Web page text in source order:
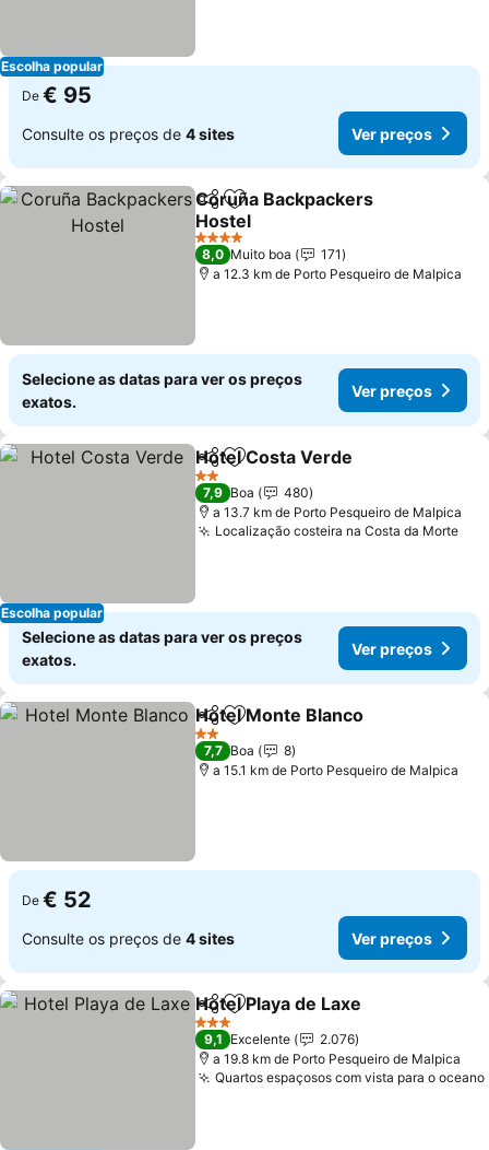
Escolha popular
De € 95
Consulte os preços de 4 sites Ver preços
PartilharAdicionar aos favoritos
Coruña Backpackers
Hostel
Ver preços
4 Estrelas
8,0 Muito boa
171
a 12.3 km de Porto Pesqueiro de Malpica
Selecione as datas para ver os preços
exatos.
Ver preços
Escolha popular
PartilharAdicionar aos favoritos
Hotel Costa Verde
2 Estrelas
7,9 Boa
480
a 13.7 km de Porto Pesqueiro de Malpica
Localização costeira na Costa da Morte
Selecione as datas para ver os preços
exatos.
Ver preços
PartilharAdicionar aos favoritos
Hotel Monte Blanco
2 Estrelas
7,7 Boa
8
a 15.1 km de Porto Pesqueiro de Malpica
De € 52
Consulte os preços de 4 sites Ver preços
PartilharAdicionar aos favoritos
Hotel Playa de Laxe
3 Estrelas
9,1 Excelente
2.076
a 19.8 km de Porto Pesqueiro de Malpica
Quartos espaçosos com vista para o oceano